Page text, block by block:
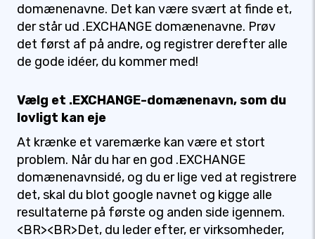
domænenavne. Det kan være svært at finde et,
der står ud .EXCHANGE domænenavne. Prøv
det først af på andre, og registrer derefter alle
de gode idéer, du kommer med!
Vælg et .EXCHANGE-domænenavn, som du
lovligt kan eje
At krænke et varemærke kan være et stort
problem. Når du har en god .EXCHANGE
domænenavnsidé, og du er lige ved at registrere
det, skal du blot google navnet og kigge alle
resultaterne på første og anden side igennem.
<BR><BR>Det, du leder efter, er virksomheder,